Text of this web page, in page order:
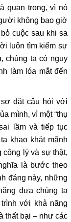
quan trọng, vì nó
không bao giờ
cuộc sau khi sa
luôn tìm kiếm sự
chúng ta có nguy
làm lóa mắt đến
đặt câu hỏi với
mình, vì một “thụ
lầm và tiếp tục
khao khát mãnh
lý và sự thật,
là bước theo
đáng này, những
đưa chúng ta
với khả năng
thất bại – như các